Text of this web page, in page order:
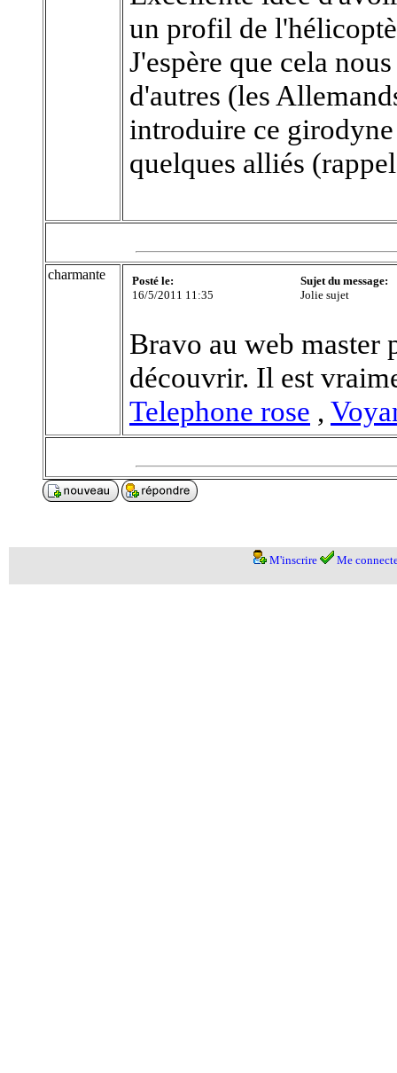
un profil de
J'espère que cela
d'autres (les
introduire ce
quelques alliés
charmante
Posté le:
16/5/2011 11:35
Sujet du message:
Jolie sujet
Bravo au web master
découvrir. Il est
Telephone rose ,
M'inscrire Me